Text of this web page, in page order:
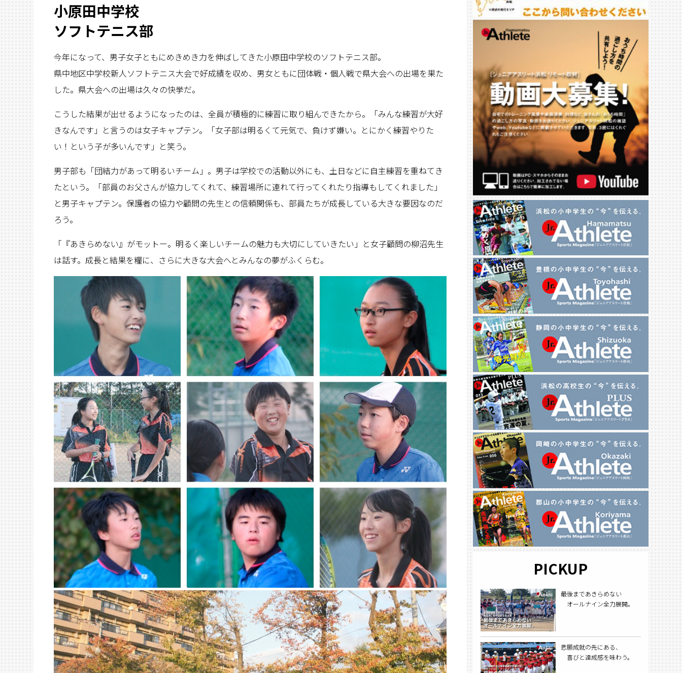
小原田中学校
ソフトテニス部
今年になって、男子女子ともにめきめき力を伸ばしてきた小原田中学校のソフトテニス部。
県中地区中学校新人ソフトテニス大会で好成績を収め、男女ともに団体戦・個人戦で県大会への出場を果た
した。県大会への出場は久々の快挙だ。
こうした結果が出せるようになったのは、全員が積極的に練習に取り組んできたから。「みんな練習が大好
きなんです」と言うのは女子キャプテン。「女子部は明るくて元気で、負けず嫌い。とにかく練習やりた
い！という子が多いんです」と笑う。
男子部も「団結力があって明るいチーム」。男子は学校での活動以外にも、土日などに自主練習を重ねてき
たという。「部員のお父さんが協力してくれて、練習場所に連れて行ってくれたり指導もしてくれました」
と男子キャプテン。保護者の協力や顧問の先生との信頼関係も、部員たちが成長している大きな要因なのだ
ろう。
「『あきらめない』がモットー。明るく楽しいチームの魅力も大切にしていきたい」と女子顧問の柳沼先生
は話す。成長と結果を糧に、さらに大きな大会へとみんなの夢がふくらむ。
PICKUP
最後まであきらめない
オールナイン全力展開。
悲願成就の先にある、
喜びと達成感を味わう。